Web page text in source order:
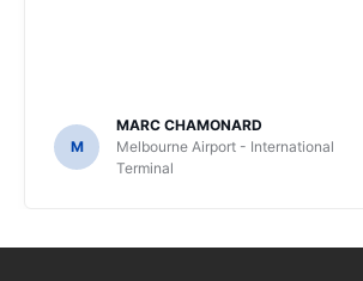
M
MARC CHAMONARD
Melbourne Airport - International
Terminal